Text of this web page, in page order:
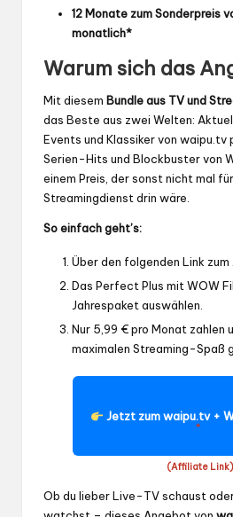
12 Monate zum Sonderpreis
monatlich*
Warum sich das
Mit diesem Bundle aus TV und
das Beste aus zwei Welten:
Events und Klassiker von waipu.tv
Serien-Hits und Blockbuster von
einem Preis, der sonst nicht mal
Streamingdienst drin wäre.
So einfach geht’s:
Über den folgenden Link zum
Das Perfect Plus mit WOW
Jahrespaket auswählen.
Nur 5,99 € pro Monat zahlen
maximalen Streaming-Spaß
Jetzt zum waipu.tv +
*
(Affiliate Link)
Ob du lieber Live-TV schaust